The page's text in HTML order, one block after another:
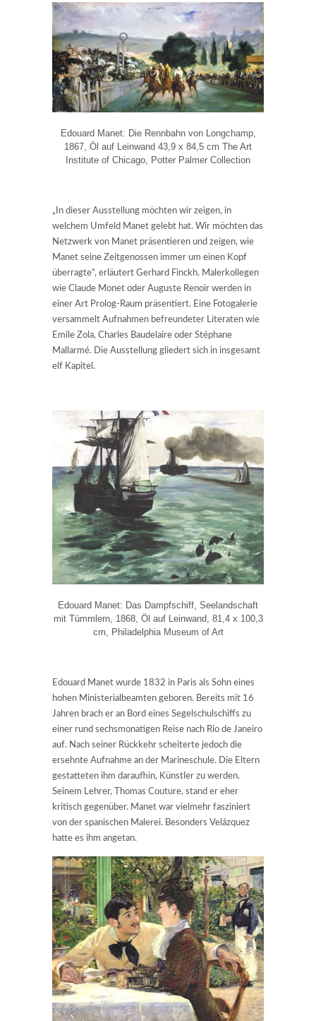
Edouard Manet: Die Rennbahn von Longchamp,
1867, Öl auf Leinwand 43,9 x 84,5 cm The Art
Institute of Chicago, Potter Palmer Collection
„In dieser Ausstellung möchten wir zeigen, in
welchem Umfeld Manet gelebt hat. Wir möchten das
Netzwerk von Manet präsentieren und zeigen, wie
Manet seine Zeitgenossen immer um einen Kopf
überragte“, erläutert Gerhard Finckh. Malerkollegen
wie Claude Monet oder Auguste Renoir werden in
einer Art Prolog-Raum präsentiert. Eine Fotogalerie
versammelt Aufnahmen befreundeter Literaten wie
Emile Zola, Charles Baudelaire oder Stéphane
Mallarmé. Die Ausstellung gliedert sich in insgesamt
elf Kapitel.
Edouard Manet: Das Dampfschiff, Seelandschaft
mit Tümmlern, 1868, Öl auf Leinwand, 81,4 x 100,3
cm, Philadelphia Museum of Art
Edouard Manet wurde 1832 in Paris als Sohn eines
hohen Ministerialbeamten geboren. Bereits mit 16
Jahren brach er an Bord eines Segelschulschiffs zu
einer rund sechsmonatigen Reise nach Rio de Janeiro
auf. Nach seiner Rückkehr scheiterte jedoch die
ersehnte Aufnahme an der Marineschule. Die Eltern
gestatteten ihm daraufhin, Künstler zu werden.
Seinem Lehrer, Thomas Couture, stand er eher
kritisch gegenüber. Manet war vielmehr fasziniert
von der spanischen Malerei. Besonders Velázquez
hatte es ihm angetan.